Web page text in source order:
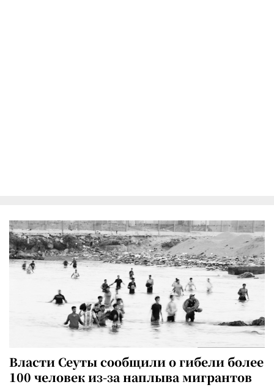
Власти Сеуты сообщили о гибели более
100 человек из-за наплыва мигрантов